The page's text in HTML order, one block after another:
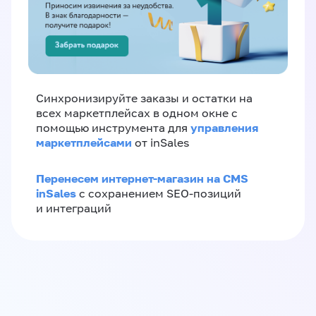
Синхронизируйте заказы и остатки на
всех маркетплейсах в одном окне с
помощью инструмента для управления
маркетплейсами от inSales
Перенесем интернет-магазин на CMS
inSales с сохранением SEO-позиций
и интеграций